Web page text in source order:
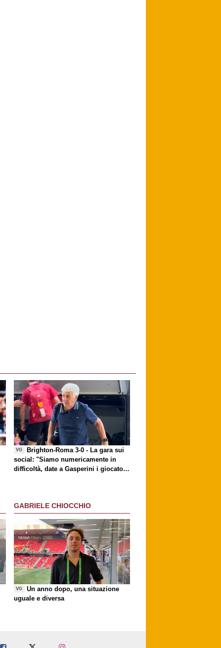
VG
Brighton-Roma 3-0 - La gara sui
social: "Siamo numericamente in
difficoltà, date a Gasperini i giocatori
GABRIELE CHIOCCHIO
VG
Un anno dopo, una situazione
uguale e diversa